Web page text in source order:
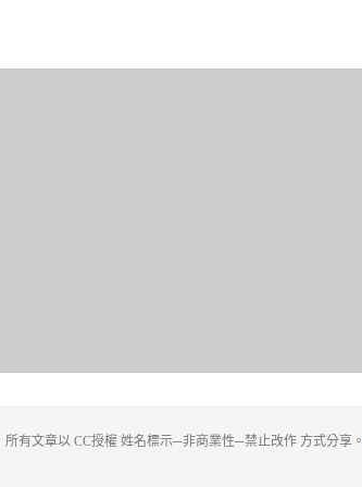
有文章以 CC授權 姓名標示─非商業性─禁止改作 方式分享。